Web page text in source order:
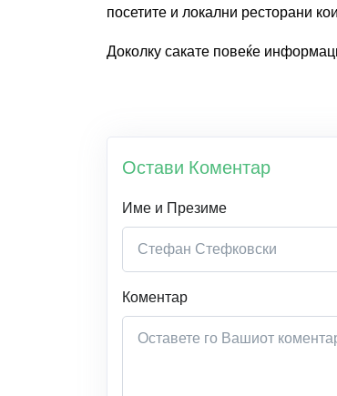
посетите и локални ресторани
Доколку сакате повеќе
Остави Коментар
Име и Презиме
Коментар